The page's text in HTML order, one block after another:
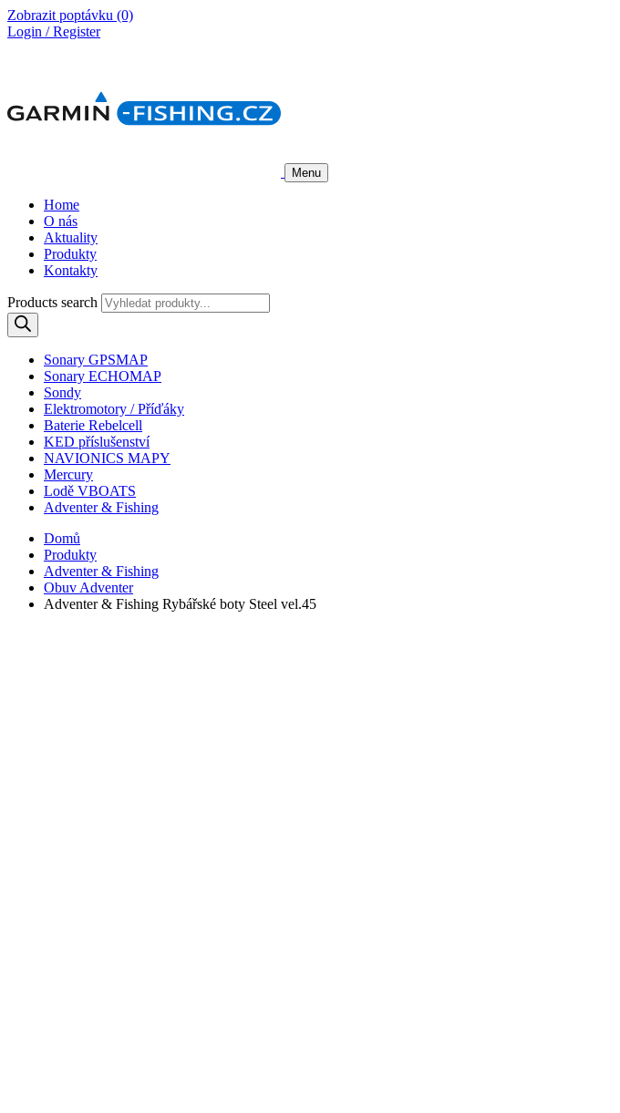
Zobrazit poptávku (0)
Login / Register
Menu
Home
O nás
Aktuality
Produkty
Kontakty
Products search
Sonary GPSMAP
Sonary ECHOMAP
Sondy
Elektromotory / Příďáky
Baterie Rebelcell
KED příslušenství
NAVIONICS MAPY
Mercury
Lodě VBOATS
Adventer & Fishing
Domů
Produkty
Adventer & Fishing
Obuv Adventer
Adventer & Fishing Rybářské boty Steel vel.45